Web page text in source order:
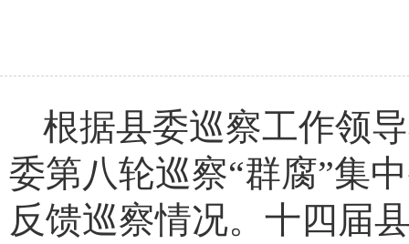
根据县委巡察工作领
委第八轮巡察“群腐”集
反馈巡察情况。 十四届